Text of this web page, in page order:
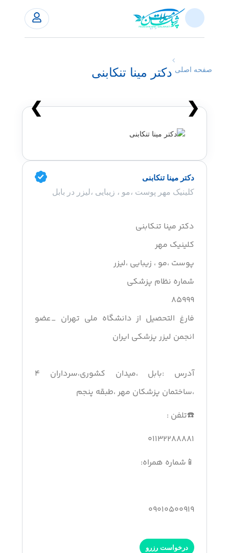
صفحه اصلی دکتر مینا تنکابنی
❮
❯
دکتر مینا تنکابنی
کلینیک مهر پوست ،مو ، زیبایی ،لیزر در بابل
دکتر مینا تنکابنی
کلینیک مهر
پوست ،مو ، زیبایی ،لیزر
شماره نظام پزشکی
۸۵۹۹۹
فارغ التحصیل از دانشگاه ملی تهران _عضو
انجمن لیزر پزشکی ایران
آدرس :بابل ،میدان کشوری،سرداران ۴
،ساختمان پزشکان مهر ،طبقه پنجم
☎️تلفن :
۰۱۱۳۲۲۸۸۸۸۱
📱شماره همراه:
۰۹۰۱۰۵۰۰۹۱۹
درخواست رزرو